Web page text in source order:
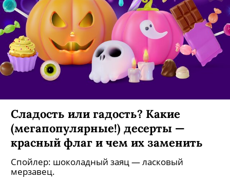
Сладость или гадость? Какие
(мегапопулярные!) десерты —
красный флаг и чем их заменить